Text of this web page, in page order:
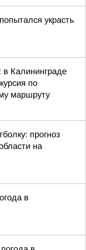
украсть
в Калининграде
по
маршруту
прогноз
на
в